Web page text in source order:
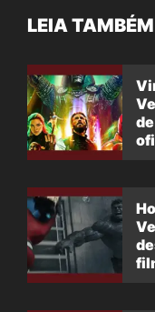
LEIA TAMBÉM